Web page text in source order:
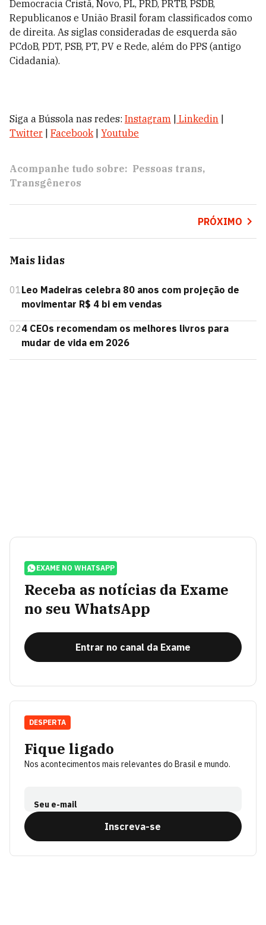
Democracia Cristã, Novo, PL, PRD, PRTB, PSDB,
Republicanos e União Brasil foram classificados como
de direita. As siglas consideradas de esquerda são
PCdoB, PDT, PSB, PT, PV e Rede, além do PPS (antigo
Cidadania).
Siga a Bússola nas redes: Instagram Linkedin
Twitter
Facebook| Youtube
Acompanhe tudo sobre: Pessoas trans
Transgêneros
PRÓXIMO
Mais lidas
01Leo Madeiras celebra 80 anos com projeção de
movimentar R$ 4 bi em vendas
024 CEOs recomendam os melhores livros para
mudar de vida em 2026
EXAME NO WHATSAPP
Receba as notícias da Exame
no seu WhatsApp
Entrar no canal da Exame
Fique ligado
Nos acontecimentos mais relevantes do Brasil e mundo.
Seu e-mail
Inscreva-se
DESPERTA